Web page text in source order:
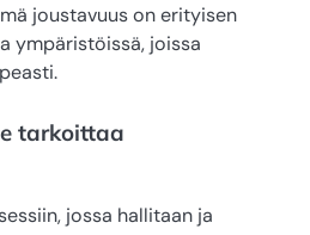
joustavuus on erityisen
ympäristöissä, joissa
tarkoittaa
jossa hallitaan ja